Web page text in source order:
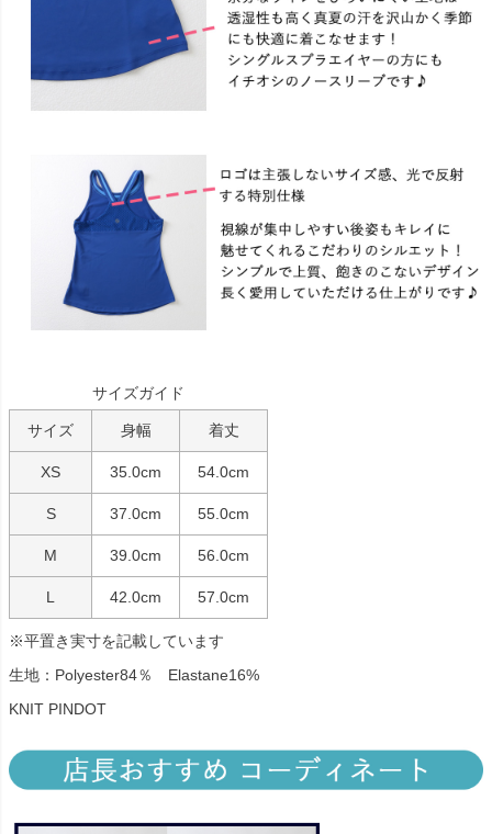
サイズガイド
サイズ 身幅 着丈
XS 35.0cm 54.0cm
S 37.0cm 55.0cm
M 39.0cm 56.0cm
L 42.0cm 57.0cm
※平置き実寸を記載しています
生地：Polyester84％ Elastane16%
KNIT PINDOT